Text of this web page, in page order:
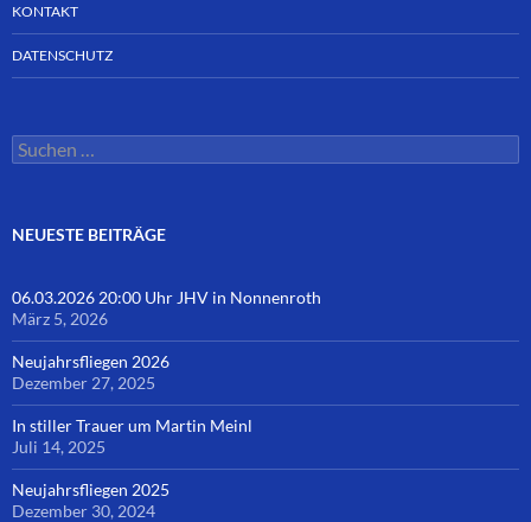
KONTAKT
DATENSCHUTZ
Suchen
nach:
NEUESTE BEITRÄGE
06.03.2026 20:00 Uhr JHV in Nonnenroth
März 5, 2026
Neujahrsfliegen 2026
Dezember 27, 2025
In stiller Trauer um Martin Meinl
Juli 14, 2025
Neujahrsfliegen 2025
Dezember 30, 2024